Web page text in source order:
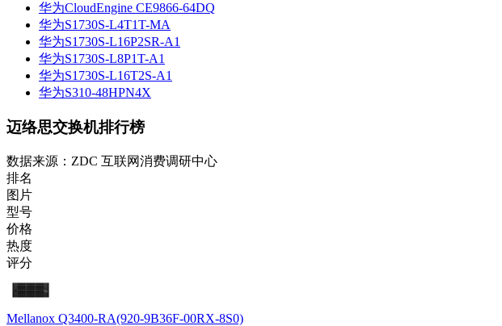
华为CloudEngine CE9866-64DQ
华为S1730S-L4T1T-MA
华为S1730S-L16P2SR-A1
华为S1730S-L8P1T-A1
华为S1730S-L16T2S-A1
华为S310-48HPN4X
迈络思交换机排行榜
数据来源：ZDC 互联网消费调研中心
排名
图片
型号
价格
热度
评分
Mellanox Q3400-RA(920-9B36F-00RX-8S0)